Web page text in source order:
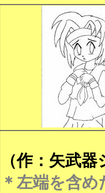
（作：矢武
＊左端を含